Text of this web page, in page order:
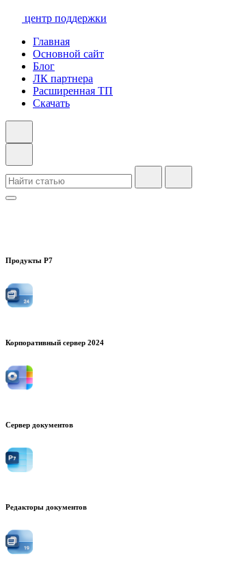
центр поддержки
Главная
Основной сайт
Блог
ЛК партнера
Расширенная ТП
Скачать
Продукты Р7
Корпоративный сервер 2024
Сервер документов
Редакторы документов